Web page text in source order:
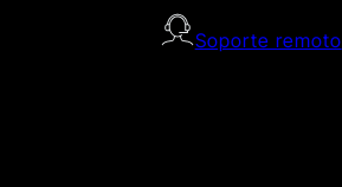
Soporte remoto